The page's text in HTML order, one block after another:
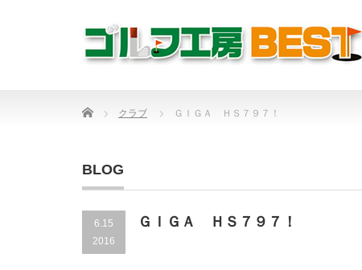
Home クラブ ＧＩＧＡ ＨＳ７９７！
BLOG
6.15
2016
ＧＩＧＡ ＨＳ７９７！